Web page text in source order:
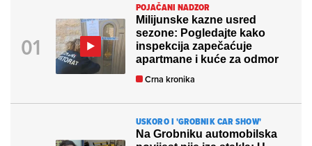
POJAČANI NADZOR
Milijunske kazne usred
sezone: Pogledajte kako
inspekcija zapečaćuje
apartmane i kuće za odmor
Crna kronika
USKORO I 'GROBNIK CAR SHOW'
Na Grobniku automobilska